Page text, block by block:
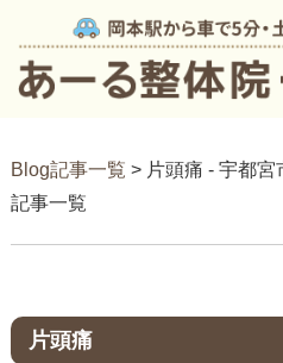
Blog記事一覧 > 片頭痛 - 宇都
記事一覧
片頭痛